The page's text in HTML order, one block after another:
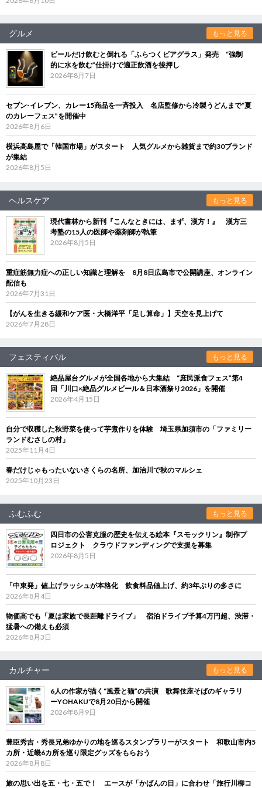
グルメ もっと見る
ビールだけ飲むと倒れる「ふらつくビアグラス」発売 “強制
的に水を飲む”仕掛けで適正飲酒を後押し
2026年8月7日
セブン‐イレブン、カレー15商品を一斉投入 名店監修から冷製うどんまで“夏
のカレーフェス”を開催中
2026年8月6日
横浜高島屋で「韓国市場」がスタート 人気グルメから雑貨まで約30ブランド
が集結
2026年8月5日
ヘルスケア もっと見る
現代書林から新刊『こんなときには、まず、漢方！』 漢方三
考塾の15人の医師や薬剤師が執筆
2026年8月5日
重症筋無力症への正しい知識と理解を 8月8日広島市で公開講座、オンライン
配信も
2026年7月31日
【がんを生きる緩和ケア医・大橋洋平「足し算命」】天空を見上げて
2026年7月28日
フェスティバル もっと見る
絶品屋台グルメが全国各地から大集結 “庶民派食フェス”第4
回「川口×絶品グルメビール＆日本酒祭り2026」を開催
2026年4月15日
自分で収穫した秋野菜を使って芋煮作りを体験 埼玉県加須市の「ファミリー
ランドむさしの村」
2025年11月4日
春だけじゃもったいないさくらの名所、加治川で秋のマルシェ
2025年10月23日
ふむふむ もっと見る
四日市の公害克服の歴史を伝える絵本『スモックリン』制作プ
ロジェクト クラウドファンディングで支援を募集
2026年8月5日
「中東発」値上げラッシュが本格化 飲食料品値上げ、約3年ぶりの多さに
2026年8月4日
物価高でも「夏は家族で長距離ドライブ」 宿泊ドライブ予算4万円超、渋滞・
猛暑への備えも必須
2026年8月3日
カルチャー もっと見る
6人の作家が描く“風景と猫”の共演 歌舞伎座そばのギャラリ
ーYOHAKUで8月20日から開催
2026年8月9日
豊臣秀吉・秀長兄弟ゆかりの地を巡るスタンプラリーがスタート 和歌山市内5
カ所・近畿6カ所を巡り限定グッズをもらおう
2026年8月8日
旅の思い出を五・七・五で！ エースが「かばんの日」に合わせ「旅行川柳コ